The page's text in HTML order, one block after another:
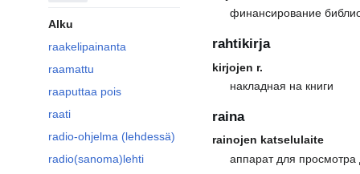
Alku
raakelipainanta
raamattu
raaputtaa pois
raati
radio-ohjelma (lehdessä)
radio(sanoma)lehti
финансирование
rahtikirja
kirjojen r.
накладная на книги
raina
rainojen katselulaite
аппарат для